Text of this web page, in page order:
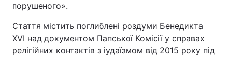
порушеного».
Стаття містить поглиблені роздуми Бенедикта
XVI над документом Папської Комісії у справах
релігійних контактів з іудаїзмом від 2015 року під